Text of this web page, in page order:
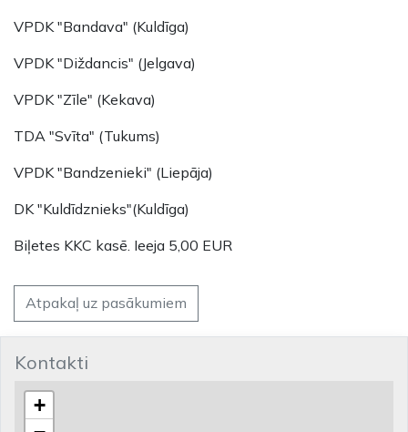
VPDK "Bandava" (Kuldīga)
VPDK "Diždancis" (Jelgava)
VPDK "Zīle" (Kekava)
TDA "Svīta" (Tukums)
VPDK "Bandzenieki" (Liepāja)
DK "Kuldīdznieks"(Kuldīga)
Biļetes KKC kasē. Ieeja 5,00 EUR
Atpakaļ uz pasākumiem
Kontakti
+